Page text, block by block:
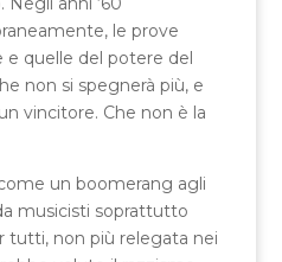
le prove
e quelle del potere del
non si spegnerà più, e
vincitore. Che non è la
un boomerang agli
musicisti soprattutto
tutti, non più relegata nei